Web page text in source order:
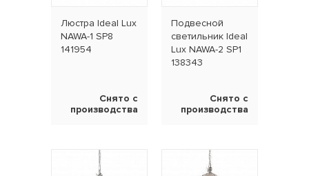
Люстра Ideal Lux
NAWA-1 SP8
141954
Снято с
производства
Подвесной
светильник Ideal
Lux NAWA-2 SP1
138343
Снято с
производства